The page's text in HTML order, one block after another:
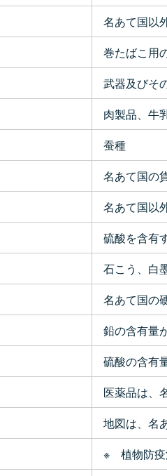
名あて国以
巻たばこ用
武器及びそ
肉製品、牛
蚕種
名あて国の
名あて国以
硫酸を含有
石こう、白
名あて国の
鉛の含有量
硫酸の含有
医薬品は、
地図は、名
※ 植物防疫